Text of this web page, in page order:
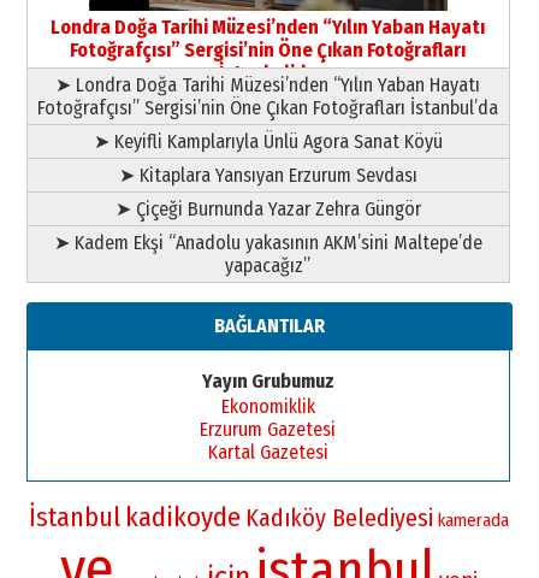
Şampiyonluk Sebahattin Şirin’e
yazar
11 Mayıs 2026 Pazartesi
Londra Doğa Tarihi Müzesi’nden “Yılın Yaban Hayatı
Fotoğrafçısı” Sergisi’nin Öne Çıkan Fotoğrafları
İstanbul’da
➤ Londra Doğa Tarihi Müzesi’nden “Yılın Yaban Hayatı
Fotoğrafçısı” Sergisi’nin Öne Çıkan Fotoğrafları İstanbul’da
➤ Keyifli Kamplarıyla Ünlü Agora Sanat Köyü
➤ Kitaplara Yansıyan Erzurum Sevdası
➤ Çiçeği Burnunda Yazar Zehra Güngör
➤ Kadem Ekşi “Anadolu yakasının AKM’sini Maltepe’de
yapacağız”
BAĞLANTILAR
Yayın Grubumuz
Ekonomiklik
Erzurum Gazetesi
Kartal Gazetesi
İstanbul kadikoyde Kadıköy Belediyesi kamerada